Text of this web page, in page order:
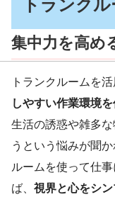
トランク
集中力を高め
トランクルームを
しやすい作業環境
生活の誘惑や雑多
うという悩みが聞
ルームを使って仕
ば、 視界と心をシ